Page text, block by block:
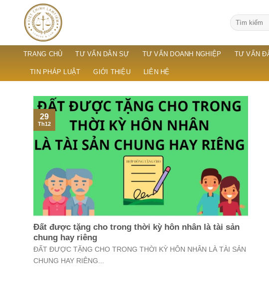
content
TRANG CHỦ TƯ VẤN DÂN SỰ TƯ VẤN DOANH NGHIỆP TƯ VẤN
TIN PHÁP LUẬT GIỚI THIỆU LIÊN HỆ
Đất được tặng cho trong thời kỳ hôn nhân là tài sản
chung hay riêng
ĐẤT ĐƯỢC TẶNG CHO TRONG THỜI KỲ HÔN NHÂN LÀ TÀI SẢN
CHUNG HAY RIÊNG...
29
Th12